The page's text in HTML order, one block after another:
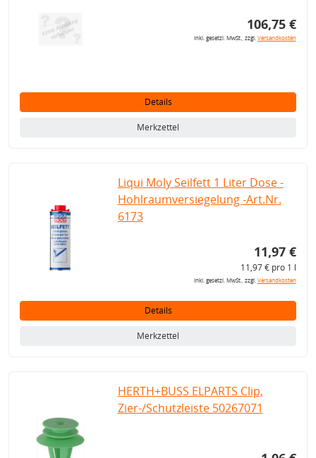
106,75 €
inkl. gesetzl. MwSt., zzgl.Versandkosten
Details
Merkzettel
Liqui Moly Seilfett 1 Liter Dose -
Hohlraumversiegelung -Art.Nr.
6173
11,97 €
11,97 € pro 1 l
inkl. gesetzl. MwSt., zzgl.Versandkosten
Details
Merkzettel
HERTH+BUSS ELPARTS Clip,
Zier-/Schutzleiste 50267071